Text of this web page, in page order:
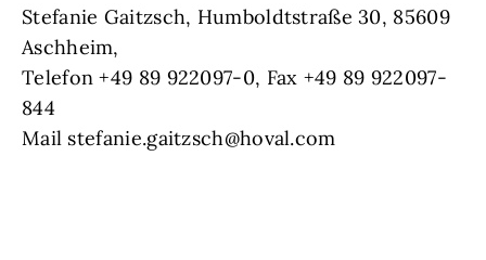
Stefanie Gaitzsch, Humboldtstraße 30, 85609
Aschheim,
Telefon +49 89 922097-0, Fax +49 89 922097-
844
Mail stefanie.gaitzsch@hoval.com